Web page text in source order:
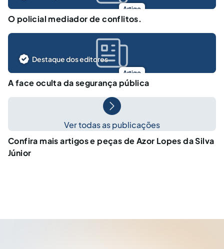
Artigo
O policial mediador de conflitos.
Artigo
Destaque dos editores
A face oculta da segurança pública
Ver todas as publicações
Confira mais artigos e peças de Azor Lopes da Silva
Júnior